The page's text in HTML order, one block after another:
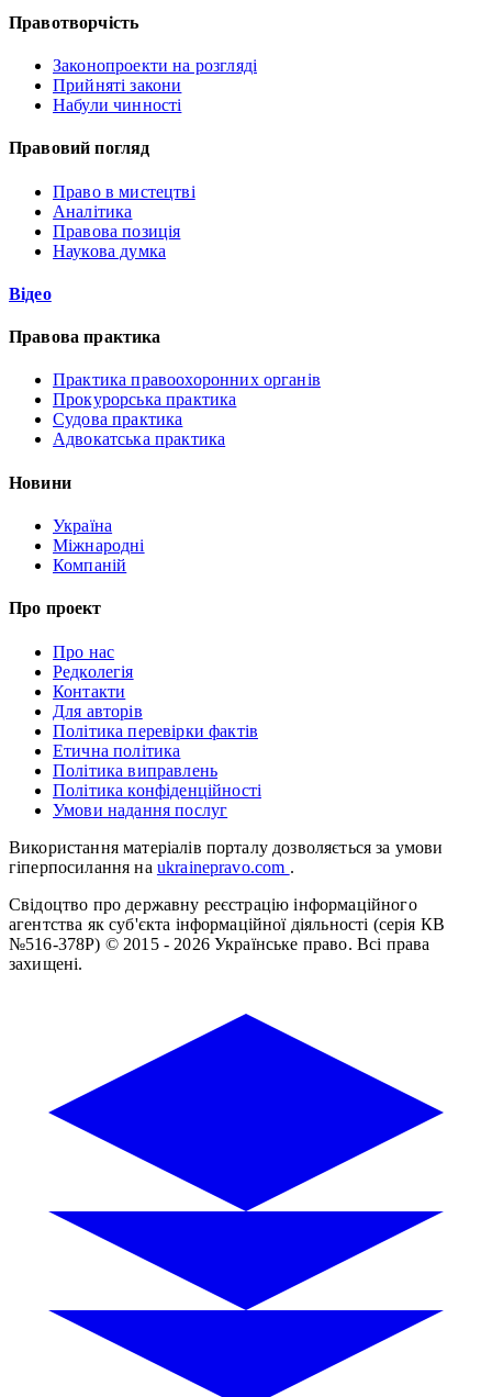
Правотворчість
Законопроекти на розгляді
Прийняті закони
Набули чинності
Правовий погляд
Право в мистецтві
Аналітика
Правова позиція
Наукова думка
Відео
Правова практика
Практика правоохоронних органів
Прокурорська практика
Судова практика
Адвокатська практика
Новини
Україна
Міжнародні
Компаній
Про проект
Про нас
Редколегія
Контакти
Для авторів
Політика перевірки фактів
Етична політика
Політика виправлень
Політика конфіденційності
Умови надання послуг
Використання матеріалів порталу дозволяється за умови
гіперпосилання на ukrainepravo.com .
Свідоцтво про державну реєстрацію інформаційного
агентства як суб'єкта інформаційної діяльності (серія КВ
№516-378Р) © 2015 - 2026 Українське право. Всі права
захищені.